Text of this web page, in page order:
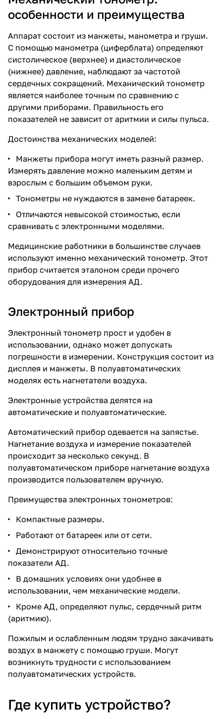
особенности и преимущества
Аппарат состоит из манжеты, манометра и груши.
С помощью манометра (циферблата) определяют
систолическое (верхнее) и диастолическое
(нижнее) давление, наблюдают за частотой
сердечных сокращений. Механический тонометр
является наиболее точным по сравнению с
другими приборами. Правильность его
показателей не зависит от аритмии и силы пульса.
Достоинства механических моделей:
Манжеты прибора могут иметь разный размер.
Измерять давление можно маленьким детям и
взрослым с большим объемом руки.
Тонометры не нуждаются в замене батареек.
Отличаются невысокой стоимостью, если
сравнивать с электронными моделями.
Медицинские работники в большинстве случаев
используют именно механический тонометр. Этот
прибор считается эталоном среди прочего
оборудования для измерения АД.
Электронный прибор
Электронный тонометр прост и удобен в
использовании, однако может допускать
погрешности в измерении. Конструкция состоит из
дисплея и манжеты. В полуавтоматических
моделях есть нагнетатели воздуха.
Электронные устройства делятся на
автоматические и полуавтоматические.
Автоматический прибор одевается на запястье.
Нагнетание воздуха и измерение показателей
происходит за несколько секунд. В
полуавтоматическом приборе нагнетание воздуха
производится пользователем вручную.
Преимущества электронных тонометров:
Компактные размеры.
Работают от батареек или от сети.
Демонстрируют относительно точные
показатели АД.
В домашних условиях они удобнее в
использовании, чем механические модели.
Кроме АД, определяют пульс, сердечный ритм
(аритмию).
Пожилым и ослабленным людям трудно закачивать
воздух в манжету с помощью груши. Могут
возникнуть трудности с использованием
полуавтоматических устройств.
Где купить устройство?